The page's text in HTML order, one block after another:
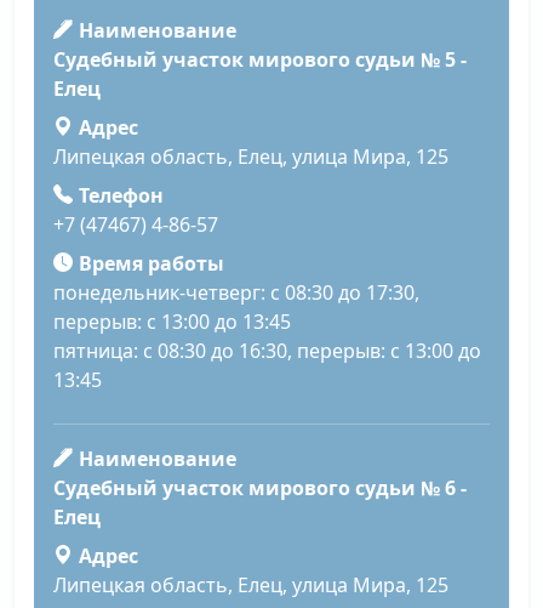
Наименование
Судебный участок мирового судьи № 5 -
Елец
Адрес
Липецкая область, Елец, улица Мира, 125
Телефон
+7 (47467) 4-86-57
Время работы
понедельник-четверг: с 08:30 до 17:30,
перерыв: с 13:00 до 13:45
пятница: с 08:30 до 16:30, перерыв: с 13:00 до
13:45
Наименование
Судебный участок мирового судьи № 6 -
Елец
Адрес
Липецкая область, Елец, улица Мира, 125